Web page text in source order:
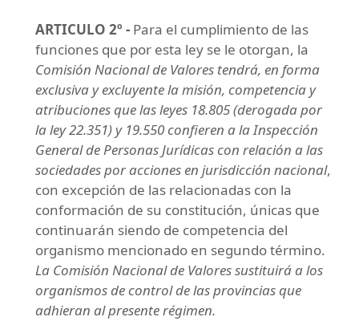
ARTICULO 2º - Para el cumplimiento de las
funciones que por esta ley se le otorgan, la
Comisión Nacional de Valores tendrá, en forma
exclusiva y excluyente la misión, competencia y
atribuciones que las leyes 18.805 (derogada por
la ley 22.351) y 19.550 confieren a la Inspección
General de Personas Jurídicas con relación a las
sociedades por acciones en jurisdicción nacional,
con excepción de las relacionadas con la
conformación de su constitución, únicas que
continuarán siendo de competencia del
organismo mencionado en segundo término.
La Comisión Nacional de Valores sustituirá a los
organismos de control de las provincias que
adhieran al presente régimen.